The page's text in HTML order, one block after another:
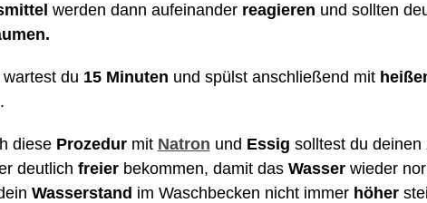
werden dann aufeinander reagieren und sollten
du 15 Minuten und spülst anschließend mit
diese Prozedurmit Natron und Essig solltest du deinen
deutlich freierbekommen, damit das Wasserwieder
Wasserstand im Waschbecken nicht immer höher